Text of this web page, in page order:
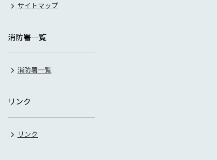
サイトマップ
消防署一覧
消防署一覧
リンク
リンク